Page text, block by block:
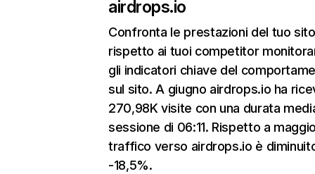
airdrops.io
Confronta le prestazioni del tuo
rispetto ai tuoi competitor
gli indicatori chiave del
sul sito. A giugno airdrops.io ha
270,98K visite con una durata
sessione di 06:11. Rispetto a
traffico verso airdrops.io è
-18,5%.